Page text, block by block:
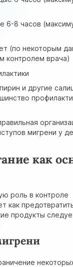
6-8 часов
(по некоторым
контролем врача)
и другие
мигрени у
как
роль в контроле
как
продукты